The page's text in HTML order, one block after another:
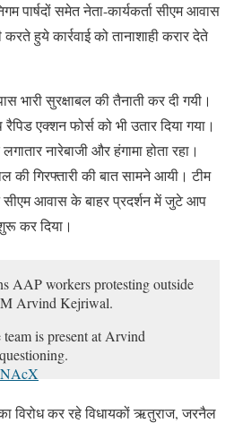
पार्षदों समेत नेता-कार्यकर्ता सीएम आवास
हुये कार्रवाई को तानाशाही करार देते
भारी सुरक्षाबल की तैनाती कर दी गयी।
एक्शन फोर्स को भी उतार दिया गया।
नारेबाजी और हंगामा होता रहा।
की गिरफ्तारी की बात सामने आयी। टीम
आवास के बाहर प्रदर्शन में जुटे आप
कर दिया।
AAP workers protesting outside
Arvind Kejriwal.
is present at Arvind
2024
विरोध कर रहे विधायकों ऋतुराज, जरनैल